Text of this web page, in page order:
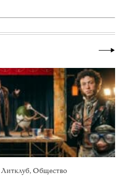
Литклуб,Общество